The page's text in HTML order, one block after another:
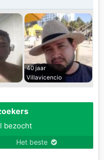
40 jaar
Villavicencio
bezocht
Het beste